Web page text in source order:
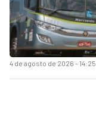
4 de agosto de 2026 - 14:25